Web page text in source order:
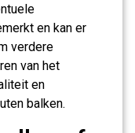
en kan er
verdere
van het
en
balken.